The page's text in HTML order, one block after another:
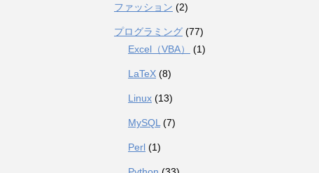
ファッション (2)
プログラミング (77)
Excel（VBA）
(1)
LaTeX (8)
Linux (13)
MySQL (7)
Perl (1)